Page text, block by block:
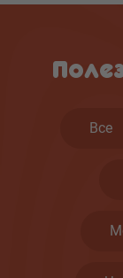
Все